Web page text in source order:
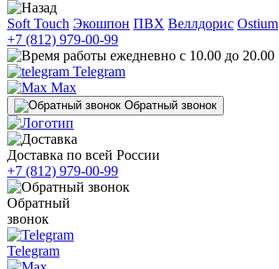
Soft Touch Экошпон ПВХ Веллдорис Ostium
+7 (812) 979-00-99
ежедневно с 10.00 до 20.00
Telegram
Max
Обратный звонок
Доставка по всей России
+7 (812) 979-00-99
Обратный
звонок
Telegram